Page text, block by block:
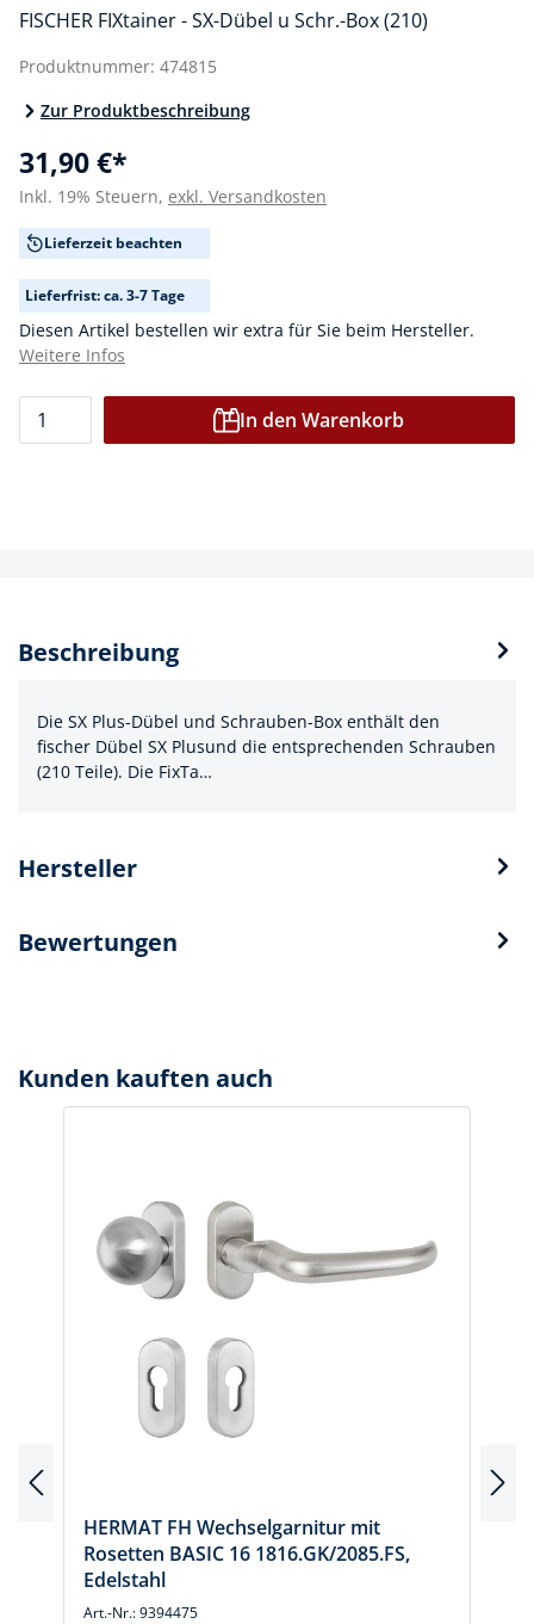
FISCHER FIXtainer - SX-Dübel u Schr.-Box (210)
Produktnummer: 474815
Zur Produktbeschreibung
31,90 €*
Inkl. 19% Steuern, exkl. Versandkosten
Lieferzeit beachten
Lieferfrist: ca. 3-7 Tage
Diesen Artikel bestellen wir extra für Sie beim Hersteller.
Weitere Infos
In den Warenkorb
Beschreibung
Die SX Plus-Dübel und Schrauben-Box enthält den
fischer Dübel SX Plusund die entsprechenden Schrauben
(210 Teile). Die FixTa…
Hersteller
Bewertungen
Kunden kauften auch
HERMAT FH Wechselgarnitur mit
Rosetten BASIC 16 1816.GK/2085.FS,
Edelstahl
Art.-Nr.: 9394475